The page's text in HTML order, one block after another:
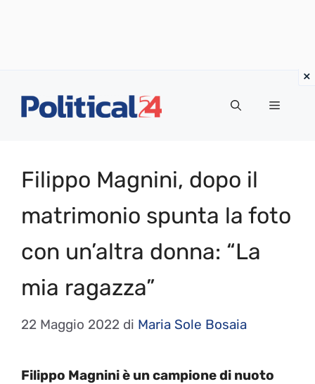
Menu
Filippo Magnini, dopo il
matrimonio spunta la foto
con un’altra donna: “La
mia ragazza”
22 Maggio 2022 di Maria Sole Bosaia
Filippo Magnini è un campione di nuoto